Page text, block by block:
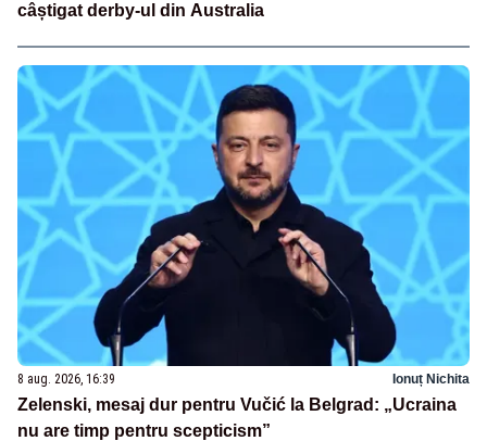
câștigat derby-ul din Australia
8 aug. 2026, 16:39 Ionuț Nichita
Zelenski, mesaj dur pentru Vučić la Belgrad: „Ucraina
nu are timp pentru scepticism”